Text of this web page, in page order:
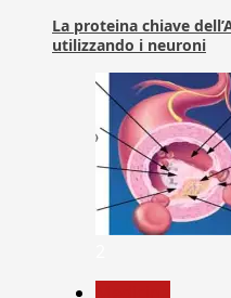
La proteina chiave
utilizzando i neuroni